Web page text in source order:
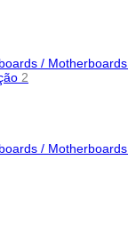
/ Motherboards
2
/ Motherboards